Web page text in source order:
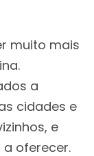
muito mais
a
cidades e
e
oferecer.